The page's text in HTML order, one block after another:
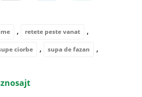
, retete peste vanat ,
ciorbe , supa de fazan ,